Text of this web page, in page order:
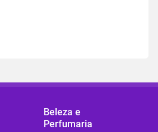
Beleza e
Perfumaria